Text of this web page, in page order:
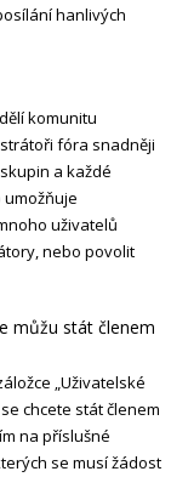
hanlivých
komunitu
fóra snadněji
a každé
uživatelů
nebo povolit
můžu stát členem
„Uživatelské
chcete stát členem
na příslušné
se musí žádost